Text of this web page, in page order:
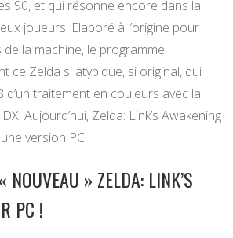
90, et qui résonne encore dans la
joueurs. Elaboré à l’origine pour
la machine, le programme
ce Zelda si atypique, si original, qui
traitement en couleurs avec la
Aujourd’hui, Zelda: Link’s Awakening
version PC.
NOUVEAU » ZELDA: LINK’S
PC !